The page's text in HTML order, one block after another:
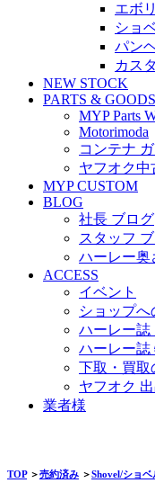
エボ
ショ
パン
カス
NEW STOCK
PARTS & GOODS
MYP Parts
Motorimoda
コンテナ
ヤフオク中
MYP CUSTOM
BLOG
社長 ブログ
スタッフ
ハーレー奥
ACCESS
イベント
ショップへ
ハーレー誌
ハーレー誌
下取・買取
ヤフオク
業者様
TOP＞売約済み ＞Shovel/ショベ